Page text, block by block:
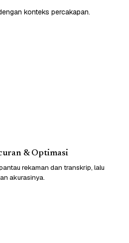
konteks percakapan.
& Optimasi
rekaman dan transkrip, lalu
akurasinya.